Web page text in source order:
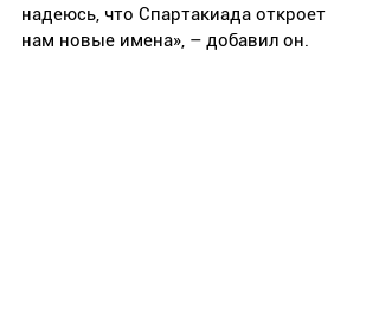
надеюсь, что Спартакиада откроет
нам новые имена», – добавил он.